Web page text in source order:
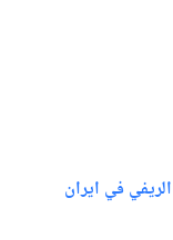
في ايران